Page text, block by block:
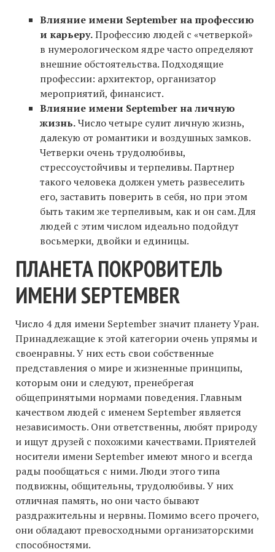
Влияние имени September на профессию
и карьеру.Профессию людей с «четверкой»
в нумерологическом ядре часто определяют
внешние обстоятельства. Подходящие
профессии: архитектор, организатор
мероприятий, финансист.
Влияние имени September на личную
жизнь.Число четыре сулит личную жизнь,
далекую от романтики и воздушных замков.
Четверки очень трудолюбивы,
стрессоустойчивы и терпеливы. Партнер
такого человека должен уметь развеселить
его, заставить поверить в себя, но при этом
быть таким же терпеливым, как и он сам. Для
людей с этим числом идеально подойдут
восьмерки, двойки и единицы.
ПЛАНЕТА ПОКРОВИТЕЛЬ
ИМЕНИ SEPTEMBER
Число 4 для имени September значит планету Уран.
Принадлежащие к этой категории очень упрямы и
своенравны. У них есть свои собственные
представления о мире и жизненные принципы,
которым они и следуют, пренебрегая
общепринятыми нормами поведения. Главным
качеством людей с именем September является
независимость. Они ответственны, любят природу
и ищут друзей с похожими качествами. Приятелей
носители имени September имеют много и всегда
рады пообщаться с ними. Люди этого типа
подвижны, общительны, трудолюбивы. У них
отличная память, но они часто бывают
раздражительны и нервны. Помимо всего прочего,
они обладают превосходными организаторскими
способностями.